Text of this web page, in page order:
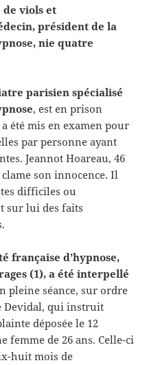
de viols et
président de la
nie quatre
parisien spécialisé
, est en prison
été mis en examen pour
par personne ayant
Jeannot Hoareau, 46
son innocence. Il
difficiles ou
sur lui des faits
française d’hypnose,
(1), a été interpellé
pleine séance, sur ordre
Devidal, qui instruit
déposée le 12
femme de 26 ans. Celle-ci
huit mois de